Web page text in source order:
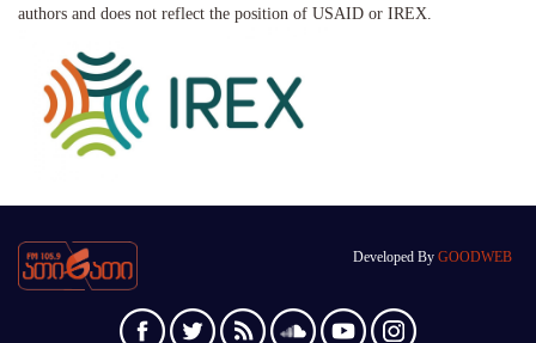
authors and does not reflect the position of USAID or IREX.
Developed By GOODWEB